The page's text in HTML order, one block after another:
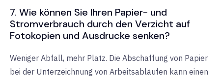
7. Wie können Sie Ihren Papier- und
Stromverbrauch durch den Verzicht auf
Fotokopien und Ausdrucke senken?
Weniger Abfall, mehr Platz. Die Abschaffung von Papier
bei der Unterzeichnung von Arbeitsabläufen kann einen